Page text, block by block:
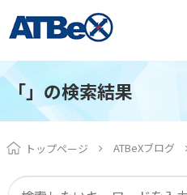
「」の検索結果
トップページ ATBeXブログ